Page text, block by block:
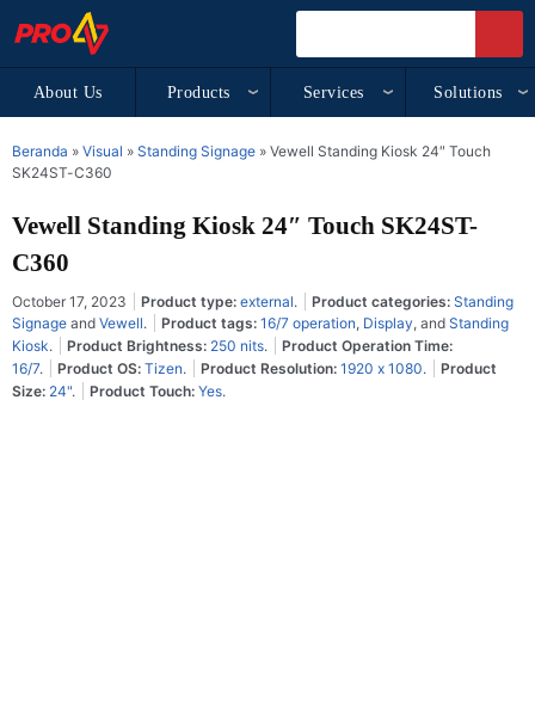
About Us Products Services Solutions
Beranda » Visual » Standing Signage » Vewell Standing Kiosk 24″ Touch
SK24ST-C360
Vewell Standing Kiosk 24″ Touch SK24ST-
C360
October 17, 2023 Product type: external. Product categories: Standing
Signage and Vewell. Product tags: 16/7 operation, Display, and Standing
Kiosk. Product Brightness: 250 nits.
Product Operation Time:
16/7. Product OS: Tizen. Product Resolution: 1920 x 1080.
Product
Size: 24". Product Touch: Yes.